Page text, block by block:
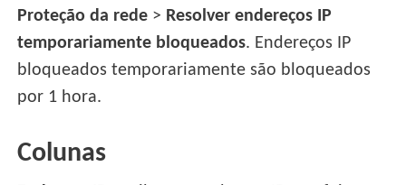
Proteção da rede > Resolver endereços IP
temporariamente bloqueados. Endereços IP
bloqueados temporariamente são bloqueados
por 1 hora.
Colunas